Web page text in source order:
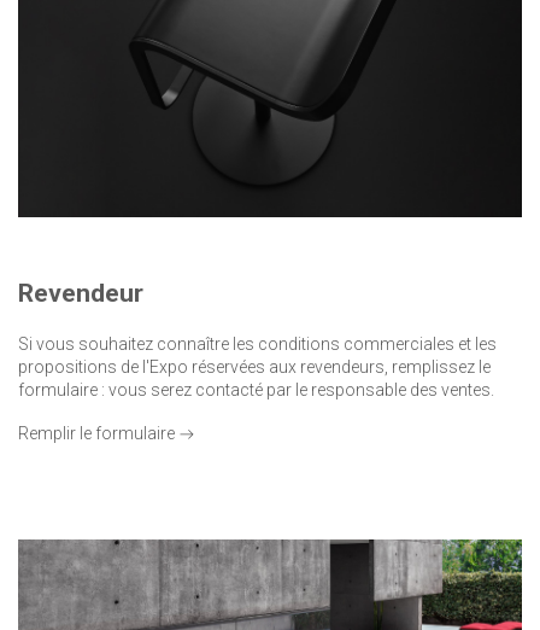
Revendeur
Si vous souhaitez connaître les conditions commerciales et les
propositions de l'Expo réservées aux revendeurs, remplissez le
formulaire : vous serez contacté par le responsable des ventes.
Remplir le formulaire